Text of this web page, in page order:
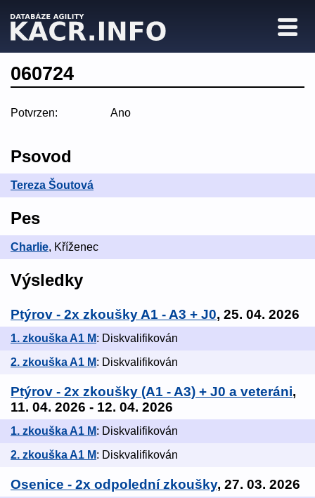
060724
Potvrzen: Ano
Psovod
Tereza Šoutová
Pes
Charlie, Kříženec
Výsledky
Ptýrov - 2x zkoušky A1 - A3 + J0, 25. 04. 2026
1. zkouška A1 M: Diskvalifikován
2. zkouška A1 M: Diskvalifikován
Ptýrov - 2x zkoušky (A1 - A3) + J0 a veteráni,
11. 04. 2026 - 12. 04. 2026
1. zkouška A1 M: Diskvalifikován
2. zkouška A1 M: Diskvalifikován
Osenice - 2x odpolední zkoušky, 27. 03. 2026